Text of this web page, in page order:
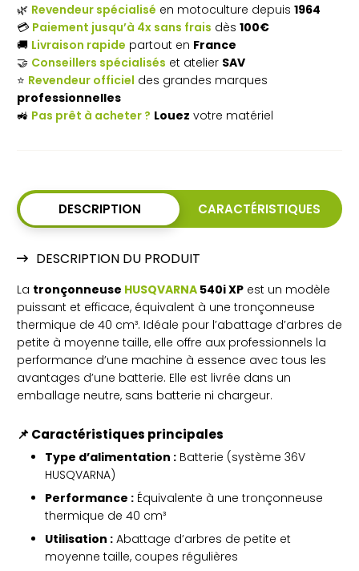
batterie
HUSQVARNA
540i
XP
🌿 Revendeur spécialisé en motoculture depuis 1964
💳 Paiement jusqu’à 4x sans frais dès 100€
🚚 Livraison rapide partout en France
🤝 Conseillers spécialisés et atelier SAV
⭐ Revendeur officiel des grandes marques
professionnelles
🚜 Pas prêt à acheter ? Louez votre matériel
DESCRIPTION CARACTÉRISTIQUES
DESCRIPTION DU PRODUIT
La tronçonneuse HUSQVARNA 540i XP est un modèle
puissant et efficace, équivalent à une tronçonneuse
thermique de 40 cm³. Idéale pour l’abattage d’arbres de
petite à moyenne taille, elle offre aux professionnels la
performance d’une machine à essence avec tous les
avantages d’une batterie. Elle est livrée dans un
emballage neutre, sans batterie ni chargeur.
📌 Caractéristiques principales
Type d’alimentation : Batterie (système 36V
HUSQVARNA)
Performance : Équivalente à une tronçonneuse
thermique de 40 cm³
Utilisation : Abattage d’arbres de petite et
moyenne taille, coupes régulières